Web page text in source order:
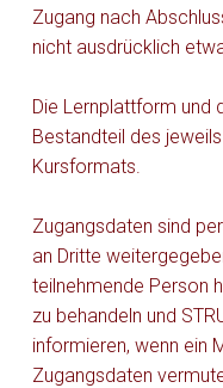
Zugang nach
nicht ausdrücklich
Die Lernplattform und
Bestandteil des
Kursformats.
Zugangsdaten sind
an Dritte
teilnehmende Person
zu behandeln und
informieren, wenn ein
Zugangsdaten